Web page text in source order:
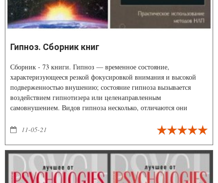
Гипноз. Сборник книг
Сборник - 73 книги. Гипноз — временное состояние,
характеризующееся резкой фокусировкой внимания и высокой
подверженностью внушению; состояние гипноза вызывается
воздействием гипнотизера или целенаправленным
самовнушением. Видов гипноза несколько, отличаются они
внушаемости. Но при каждом из них защитные механизмы
психотерапию на пользу пациента.
11-05-21